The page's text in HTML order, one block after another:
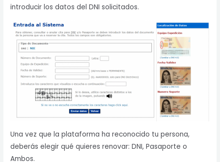
introducir los datos del DNI solicitados.
Una vez que la plataforma ha reconocido tu persona,
deberás elegir qué quieres renovar: DNI, Pasaporte o
Ambos.